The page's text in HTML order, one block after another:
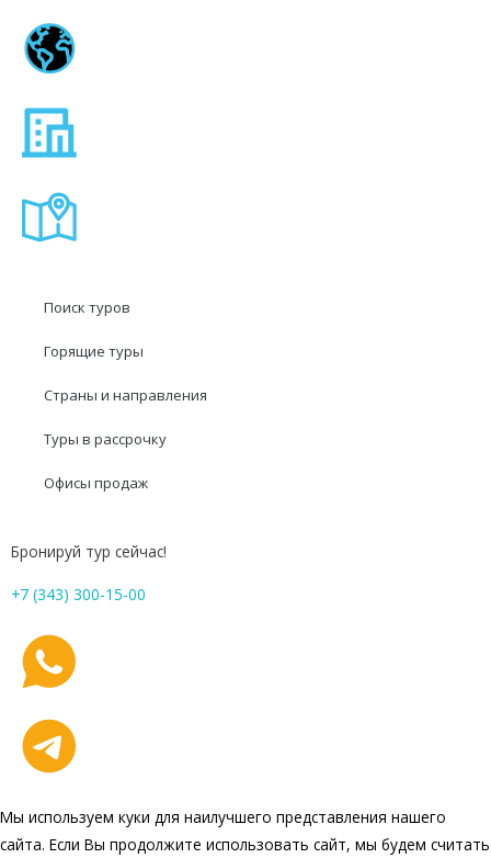
Поиск туров
Горящие туры
Страны и направления
Туры в рассрочку
Офисы продаж
Бронируй тур сейчас!
+7 (343) 300-15-00
Мы используем куки для наилучшего представления нашего
сайта. Если Вы продолжите использовать сайт, мы будем считать